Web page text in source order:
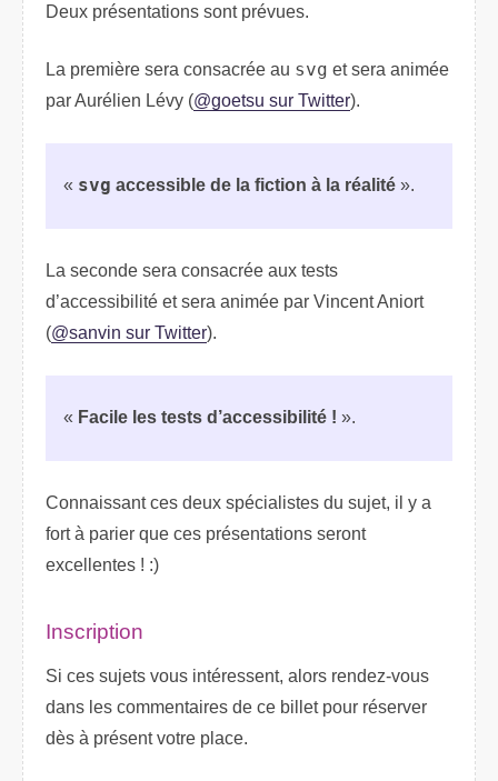
Deux présentations sont prévues.
La première sera consacrée au svg et sera animée
par Aurélien Lévy (@goetsu sur Twitter).
« svg accessible de la fiction à la réalité ».
La seconde sera consacrée aux tests
d’accessibilité et sera animée par Vincent Aniort
(@sanvin sur Twitter).
« Facile les tests d’accessibilité ! ».
Connaissant ces deux spécialistes du sujet, il y a
fort à parier que ces présentations seront
excellentes ! :)
Inscription
Si ces sujets vous intéressent, alors rendez-vous
dans les commentaires de ce billet pour réserver
dès à présent votre place.